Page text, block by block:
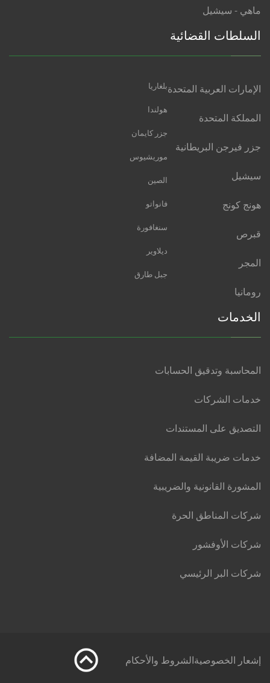
ماهي - سيشيل
السلطات القضائية
الإمارات العربية المتحدة
المملكة المتحدة
جزر فيرجن البريطانية
سيشيل
هونج كونج
قبرص
المجر
رومانيا
بلغاريا
هولندا
جزر كايمان
موريشيوس
الصين
فانواتو
سنغافورة
ديلاوير
جبل طارق
الخدمات
المحاسبة وتدقيق الحسابات
خدمات الشركات
التصديق على المستندات
خدمات ضريبة القيمة المضافة
المشورة القانونية والضريبية
شركات المناطق الحرة
شركات الأوفشور
شركات البر الرئيسي
إشعار الخصوصيةالشروط والأحكام